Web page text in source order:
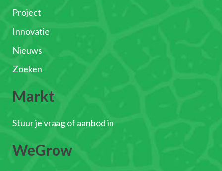
Project
Innovatie
Nieuws
Zoeken
Markt
Stuur je vraag of aanbod in
WeGrow